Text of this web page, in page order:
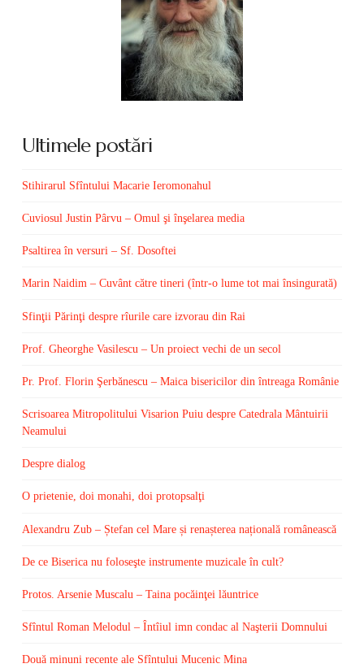
Ultimele postări
Stihirarul Sfîntului Macarie Ieromonahul
Cuviosul Justin Pârvu – Omul şi înşelarea media
Psaltirea în versuri – Sf. Dosoftei
Marin Naidim – Cuvânt către tineri (într-o lume tot mai însingurată)
Sfinţii Părinţi despre rîurile care izvorau din Rai
Prof. Gheorghe Vasilescu – Un proiect vechi de un secol
Pr. Prof. Florin Şerbănescu – Maica bisericilor din întreaga Românie
Scrisoarea Mitropolitului Visarion Puiu despre Catedrala Mântuirii
Neamului
Despre dialog
O prietenie, doi monahi, doi protopsalţi
Alexandru Zub – Ștefan cel Mare și renașterea națională românească
De ce Biserica nu foloseşte instrumente muzicale în cult?
Protos. Arsenie Muscalu – Taina pocăinţei lăuntrice
Sfîntul Roman Melodul – Întîiul imn condac al Naşterii Domnului
Două minuni recente ale Sfîntului Mucenic Mina